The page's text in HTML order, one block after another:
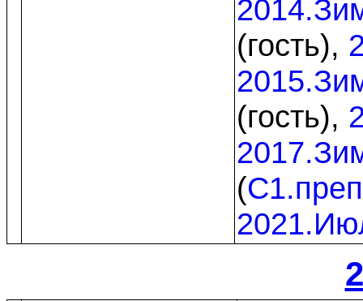
(гость),
(гость),
(C1.преп